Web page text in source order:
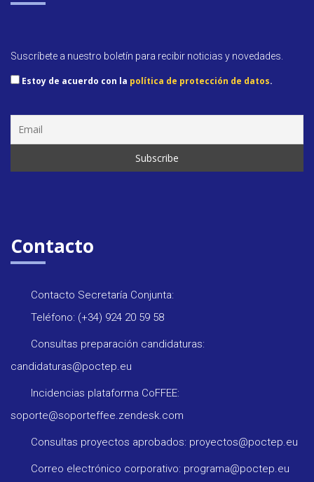
Suscríbete a nuestro boletín para recibir noticias y novedades.
Estoy de acuerdo con la política de protección de datos.
Contacto
Contacto Secretaría Conjunta:
Teléfono: (+34) 924 20 59 58
Consultas preparación candidaturas:
candidaturas@poctep.eu
Incidencias plataforma CoFFEE:
soporte@soporteffee.zendesk.com
Consultas proyectos aprobados: proyectos@poctep.eu
Correo electrónico corporativo: programa@poctep.eu